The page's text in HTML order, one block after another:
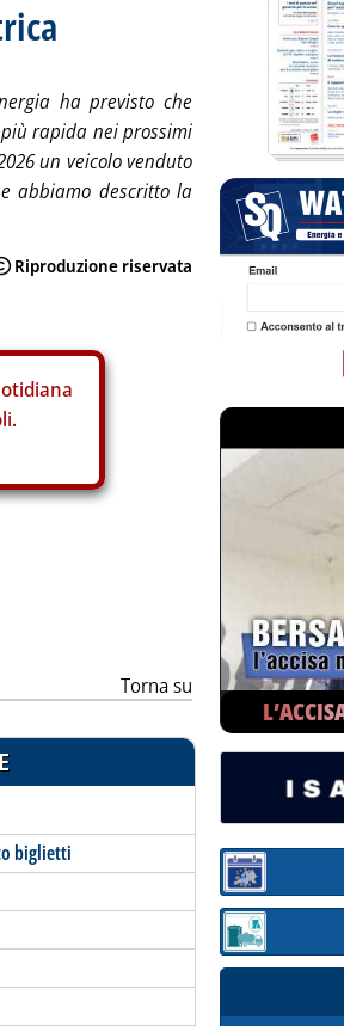
ha previsto che
rapida nei prossimi
un veicolo venduto
abbiamo descritto la
Torna su
biglietti
Sezione:
Sezione: